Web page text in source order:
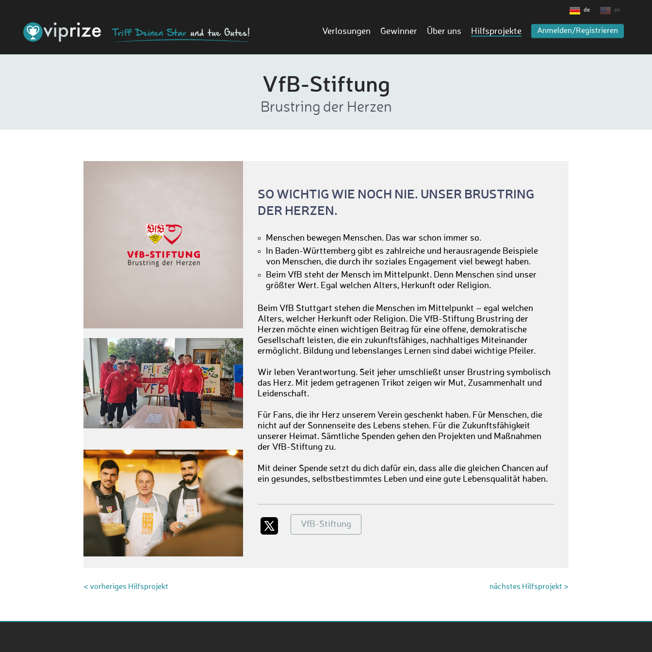
de en
Verlosungen Gewinner Über uns Hilfsprojekte Anmelden/Registrieren
VfB-Stiftung
Brustring der Herzen
SO WICHTIG WIE NOCH NIE. UNSER BRUSTRING
DER HERZEN.
Menschen bewegen Menschen. Das war schon immer so.
In Baden-Württemberg gibt es zahlreiche und herausragende Beispiele
von Menschen, die durch ihr soziales Engagement viel bewegt haben.
Beim VfB steht der Mensch im Mittelpunkt. Denn Menschen sind unser
größter Wert. Egal welchen Alters, Herkunft oder Religion.
Beim VfB Stuttgart stehen die Menschen im Mittelpunkt – egal welchen
Alters, welcher Herkunft oder Religion. Die VfB-Stiftung Brustring der
Herzen möchte einen wichtigen Beitrag für eine offene, demokratische
Gesellschaft leisten, die ein zukunftsfähiges, nachhaltiges Miteinander
ermöglicht. Bildung und lebenslanges Lernen sind dabei wichtige Pfeiler.
Wir leben Verantwortung. Seit jeher umschließt unser Brustring symbolisch
das Herz. Mit jedem getragenen Trikot zeigen wir Mut, Zusammenhalt und
Leidenschaft.
Für Fans, die ihr Herz unserem Verein geschenkt haben. Für Menschen, die
nicht auf der Sonnenseite des Lebens stehen. Für die Zukunftsfähigkeit
unserer Heimat. Sämtliche Spenden gehen den Projekten und Maßnahmen
der VfB-Stiftung zu.
Mit deiner Spende setzt du dich dafür ein, dass alle die gleichen Chancen auf
ein gesundes, selbstbestimmtes Leben und eine gute Lebensqualität haben.
VfB-Stiftung
< vorheriges Hilfsprojekt nächstes Hilfsprojekt >